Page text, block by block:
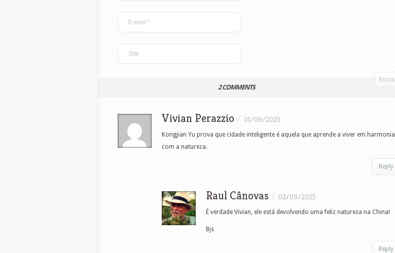
2 COMMENTS
Vivian Perazzio / 01/09/2025
Kongjian Yu prova que cidade inteligente é aquela que aprende a viver em harmonia
com a natureza.
Reply
Raul Cânovas / 02/09/2025
É verdade Vivian, ele está devolvendo uma feliz natureza na China!
Bjs
Reply